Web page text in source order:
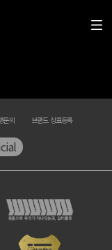
문의 브랜드 상표등록